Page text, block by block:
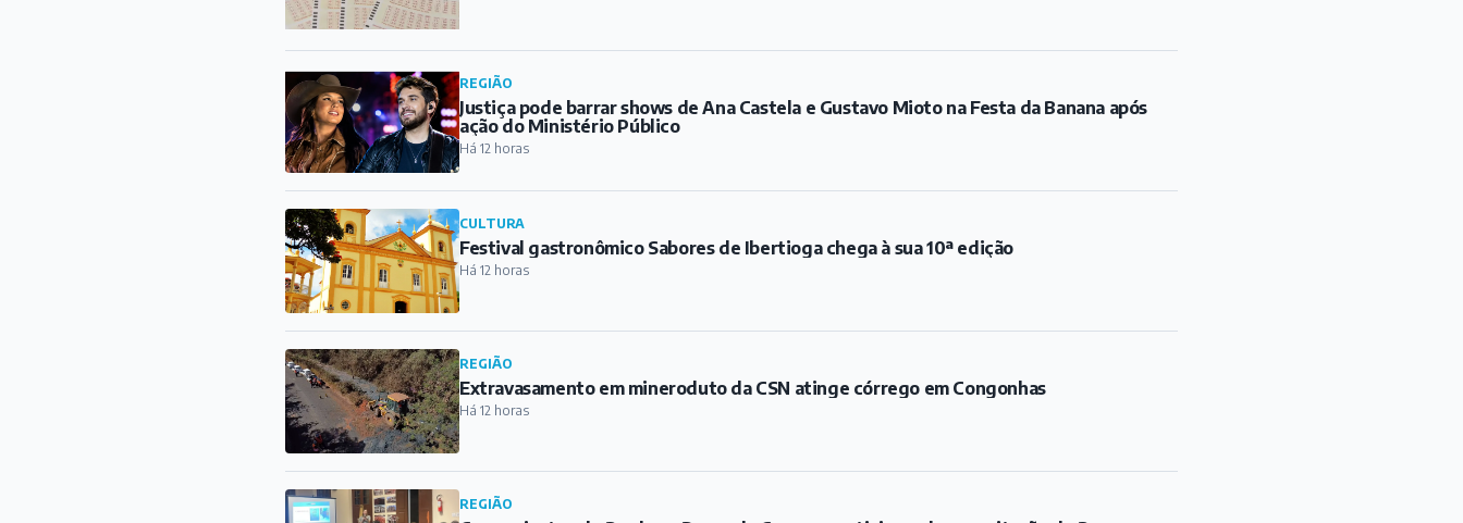
REGIÃO
Justiça pode barrar shows de Ana Castela e Gustavo Mioto na Festa da Banana após
ação do Ministério Público
Há 12 horas
CULTURA
Festival gastronômico Sabores de Ibertioga chega à sua 10ª edição
Há 12 horas
REGIÃO
Extravasamento em mineroduto da CSN atinge córrego em Congonhas
Há 12 horas
REGIÃO